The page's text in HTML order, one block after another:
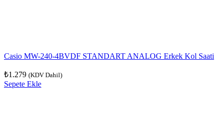
Casio MW-240-4BVDF STANDART ANALOG Erkek Kol Saati
₺1.279 (KDV Dahil)
Sepete Ekle